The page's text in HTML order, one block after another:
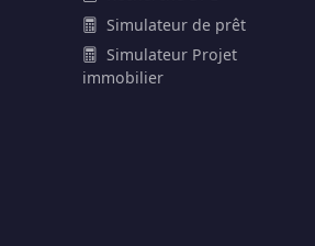
Simulateur de prêt
Simulateur Projet
immobilier